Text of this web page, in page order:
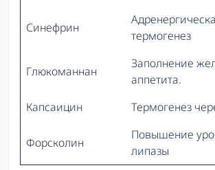
Синефрин
термогенез
Глюкоманнан
Заполнение
аппетита.
Капсаицин
Термогенез
Форсколин
Повышение
липазы